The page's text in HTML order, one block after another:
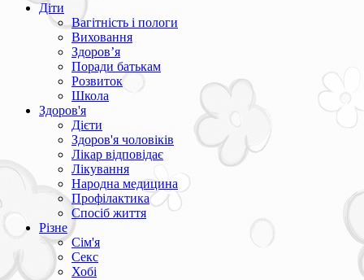
Діти
Вагітність і пологи
Виховання
Здоров’я
Поради батькам
Розвиток
Школа
Здоров'я
Дієти
Здоров'я чоловіків
Лікар відповідає
Лікування
Народна медицина
Профілактика
Спосіб життя
Різне
Сім'я
Секс
Хобі